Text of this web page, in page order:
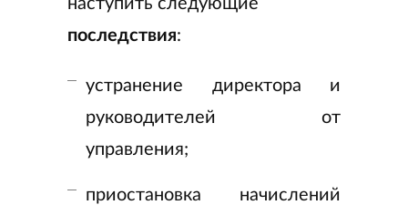
наступить следующие
последствия:
устранение директора и
руководителей от
управления;
приостановка начислений